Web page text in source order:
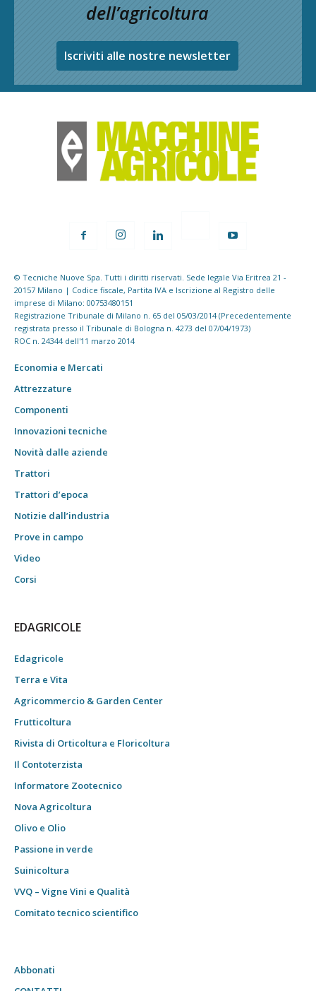
dell’agricoltura
Iscriviti alle nostre newsletter
© Tecniche Nuove Spa. Tutti i diritti riservati. Sede legale Via Eritrea 21 -
20157 Milano | Codice fiscale, Partita IVA e Iscrizione al Registro delle
imprese di Milano: 00753480151
Registrazione Tribunale di Milano n. 65 del 05/03/2014 (Precedentemente
registrata presso il Tribunale di Bologna n. 4273 del 07/04/1973)
ROC n. 24344 dell'11 marzo 2014
Economia e Mercati
Attrezzature
Componenti
Innovazioni tecniche
Novità dalle aziende
Trattori
Trattori d’epoca
Notizie dall’industria
Prove in campo
Video
Corsi
EDAGRICOLE
Edagricole
Terra e Vita
Agricommercio & Garden Center
Frutticoltura
Rivista di Orticoltura e Floricoltura
Il Contoterzista
Informatore Zootecnico
Nova Agricoltura
Olivo e Olio
Passione in verde
Suinicoltura
VVQ – Vigne Vini e Qualità
Comitato tecnico scientifico
Abbonati